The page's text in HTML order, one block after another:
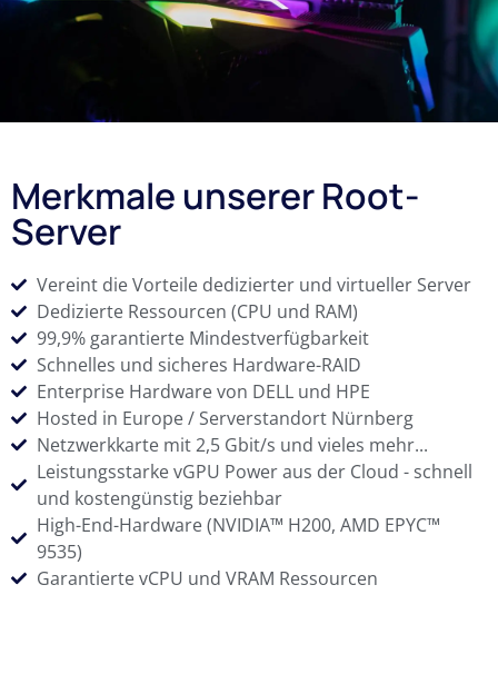
Merkmale unserer Root-
Server
Vereint die Vorteile dedizierter und virtueller Server
Dedizierte Ressourcen (CPU und RAM)
99,9% garantierte Mindestverfügbarkeit
Schnelles und sicheres Hardware-RAID
Enterprise Hardware von DELL und HPE
Hosted in Europe / Serverstandort Nürnberg
Netzwerkkarte mit 2,5 Gbit/s und vieles mehr...
Leistungsstarke vGPU Power aus der Cloud - schnell
und kostengünstig beziehbar
High-End-Hardware (NVIDIA™ H200, AMD EPYC™
9535)
Garantierte vCPU und VRAM Ressourcen